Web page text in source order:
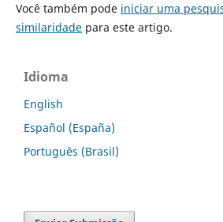
Você também pode iniciar uma
similaridadepara este artigo.
Idioma
English
Español (España)
Português (Brasil)